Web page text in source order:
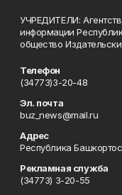
УЧРЕДИТЕЛИ:
информации
общество
Телефон
(34773)3-20-48
Эл. почта
buz_news@mail.ru
Адрес
Республика
Рекламная служба
(34773) 3-20-55